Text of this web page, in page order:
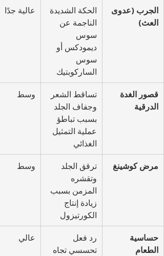
الجرب (عدوى
العث)
الحكة الشديدة
الناجمة عن
سوس
ديمودكس أو
سوس
الساركوبتيك
عالية جدًا
قصور الغدة
الدرقية
تساقط الشعر
وجفاف الجلد
بسبب تباطؤ
عملية التمثيل
الغذائي
وسط
مرض كوشينغ
ترقق الجلد
وتقشره
المزمن بسبب
زيادة إنتاج
الكورتيزول
وسط
حساسية
الطعام
رد فعل
تحسسي تجاه
عالي